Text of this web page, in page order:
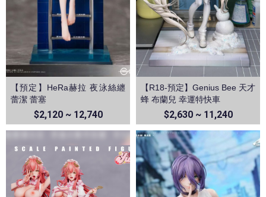
【預定】HeRa赫拉 夜泳絲纏
蕾潔 蕾塞
$2,120 ~ 12,740
【R18-預定】Genius Bee 天才
蜂 布蘭兒 幸運特快車
$2,630 ~ 11,240